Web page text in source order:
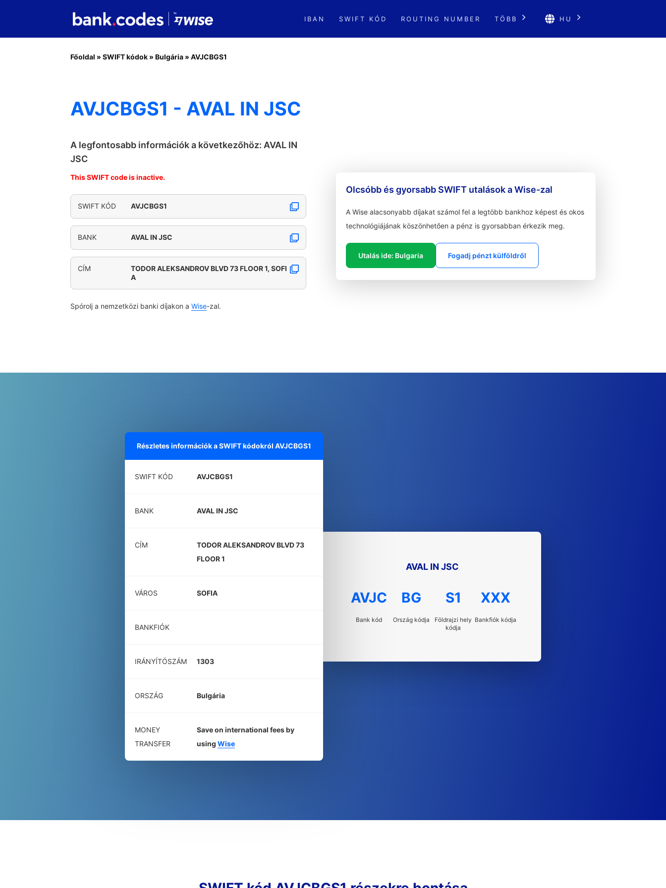
IBAN SWIFT KÓD ROUTING NUMBER TÖBB HU
Főoldal » SWIFT kódok » Bulgária » AVJCBGS1
AVJCBGS1 - AVAL IN JSC
A legfontosabb információk a következőhöz: AVAL IN
JSC
This SWIFT code is inactive.
SWIFT KÓD AVJCBGS1
BANK AVAL IN JSC
CÍM
TODOR ALEKSANDROV BLVD 73 FLOOR 1, SOFI
A
Spórolj a nemzetközi banki díjakon a Wise-zal.
Olcsóbb és gyorsabb SWIFT utalások a Wise-zal
A Wise alacsonyabb díjakat számol fel a legtöbb bankhoz képest és okos
technológiájának köszönhetően a pénz is gyorsabban érkezik meg.
Utalás ide: Bulgaria Fogadj pénzt külföldről
Részletes információk a SWIFT kódokról AVJCBGS1
SWIFT KÓD AVJCBGS1
BANK AVAL IN JSC
CÍM
TODOR ALEKSANDROV BLVD 73
FLOOR 1
VÁROS SOFIA
BANKFIÓK
IRÁNYÍTÓSZÁM 1303
ORSZÁG Bulgária
MONEY
TRANSFER
Save on international fees by
using Wise
AVAL IN JSC
AVJC
Bank kód
BG
Ország kódja
S1
Földrajzi hely
kódja
XXX
Bankfiók kódja